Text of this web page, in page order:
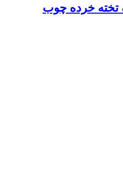
تخته خرده چوب